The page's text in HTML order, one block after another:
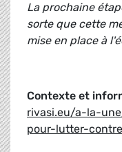
La prochaine
sorte que cette
mise en place à
Contexte et
rivasi.eu/a-la-
pour-lutter-